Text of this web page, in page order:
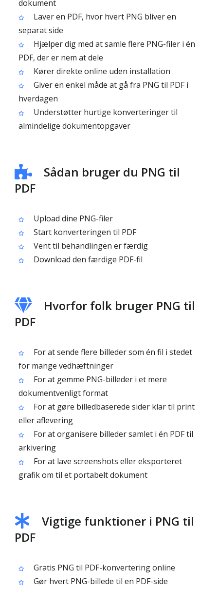
dokument
Laver en PDF, hvor hvert PNG bliver en
separat side
Hjælper dig med at samle flere PNG-filer i én
PDF, der er nem at dele
Kører direkte online uden installation
Giver en enkel måde at gå fra PNG til PDF i
hverdagen
Understøtter hurtige konverteringer til
almindelige dokumentopgaver
Sådan bruger du PNG til
PDF
Upload dine PNG-filer
Start konverteringen til PDF
Vent til behandlingen er færdig
Download den færdige PDF-fil
Hvorfor folk bruger PNG til
PDF
For at sende flere billeder som én fil i stedet
for mange vedhæftninger
For at gemme PNG-billeder i et mere
dokumentvenligt format
For at gøre billedbaserede sider klar til print
eller aflevering
For at organisere billeder samlet i én PDF til
arkivering
For at lave screenshots eller eksporteret
grafik om til et portabelt dokument
Vigtige funktioner i PNG til
PDF
Gratis PNG til PDF-konvertering online
Gør hvert PNG-billede til en PDF-side